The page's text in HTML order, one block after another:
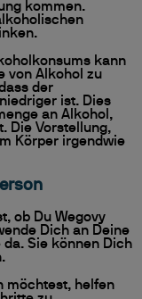
kommen.
kann
von Alkohol zu
der
ist. Dies
an Alkohol,
Die Vorstellung,
Körper irgendwie
ob Du Wegovy
Dich an Deine
Sie können Dich
möchtest, helfen